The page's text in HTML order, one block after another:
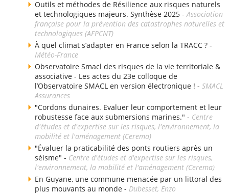
Outils et méthodes de Résilience aux risques naturels
et technologiques majeurs. Synthèse 2025 - Association
française pour la prévention des catastrophes naturelles et
technologiques (AFPCNT)
À quel climat s’adapter en France selon la TRACC ? -
Météo-France
Observatoire Smacl des risques de la vie territoriale &
associative - Les actes du 23e colloque de
l’Observatoire SMACL en version électronique ! - SMACL
Assurances
"Cordons dunaires. Evaluer leur comportement et leur
robustesse face aux submersions marines." - Centre
d'études et d'expertise sur les risques, l'environnement, la
mobilité et l'aménagement (Cerema)
"Évaluer la praticabilité des ponts routiers après un
séisme" - Centre d'études et d'expertise sur les risques,
l'environnement, la mobilité et l'aménagement (Cerema)
En Guyane, une commune menacée par un littoral des
plus mouvants au monde - Dubesset, Enzo